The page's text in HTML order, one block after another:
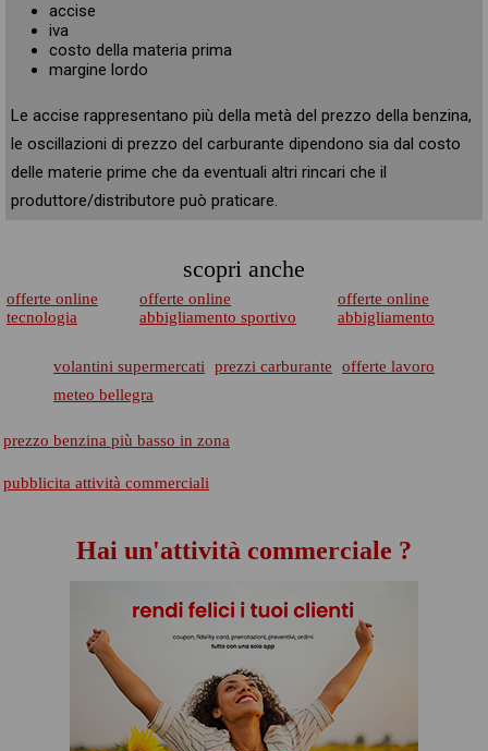
accise
iva
costo della materia prima
margine lordo
Le accise rappresentano più della metà del prezzo della benzina,
le oscillazioni di prezzo del carburante dipendono sia dal costo
delle materie prime che da eventuali altri rincari che il
produttore/distributore può praticare.
scopri anche
offerte online
tecnologia
offerte online
abbigliamento sportivo
offerte online
abbigliamento
volantini supermercati prezzi carburante
offerte lavoro
meteo bellegra
prezzo benzina più basso in zona
pubblicita attività commerciali
Hai un'attività commerciale ?